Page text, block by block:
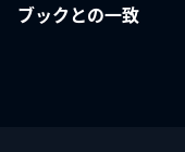
ブックとの一致